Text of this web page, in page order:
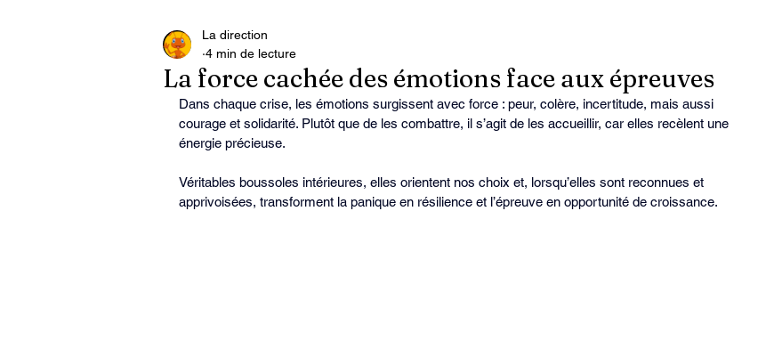
La force cachée des émotions face aux épreuves
La direction
4 min de lecture
Dans chaque crise, les émotions surgissent avec force : peur, colère, incertitude, mais aussi
courage et solidarité. Plutôt que de les combattre, il s’agit de les accueillir, car elles recèlent une
énergie précieuse.
Véritables boussoles intérieures, elles orientent nos choix et, lorsqu’elles sont reconnues et
apprivoisées, transforment la panique en résilience et l’épreuve en opportunité de croissance.